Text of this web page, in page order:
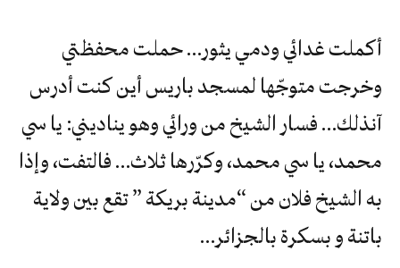
أكملت غدائي ودمي يثور… حملت محفظتي
وخرجت متوجّها لمسجد باريس أين كنت أدرس
آنذلك… فسار الشيخ من ورائي وهو يناديني: يا سي
محمد، يا سي محمد، وكرّرها ثلاث… فالتفت، وإذا
به الشيخ فلان من “مدينة بريكة ” تقع بين ولاية
باتنة و بسكرة بالجزائر…